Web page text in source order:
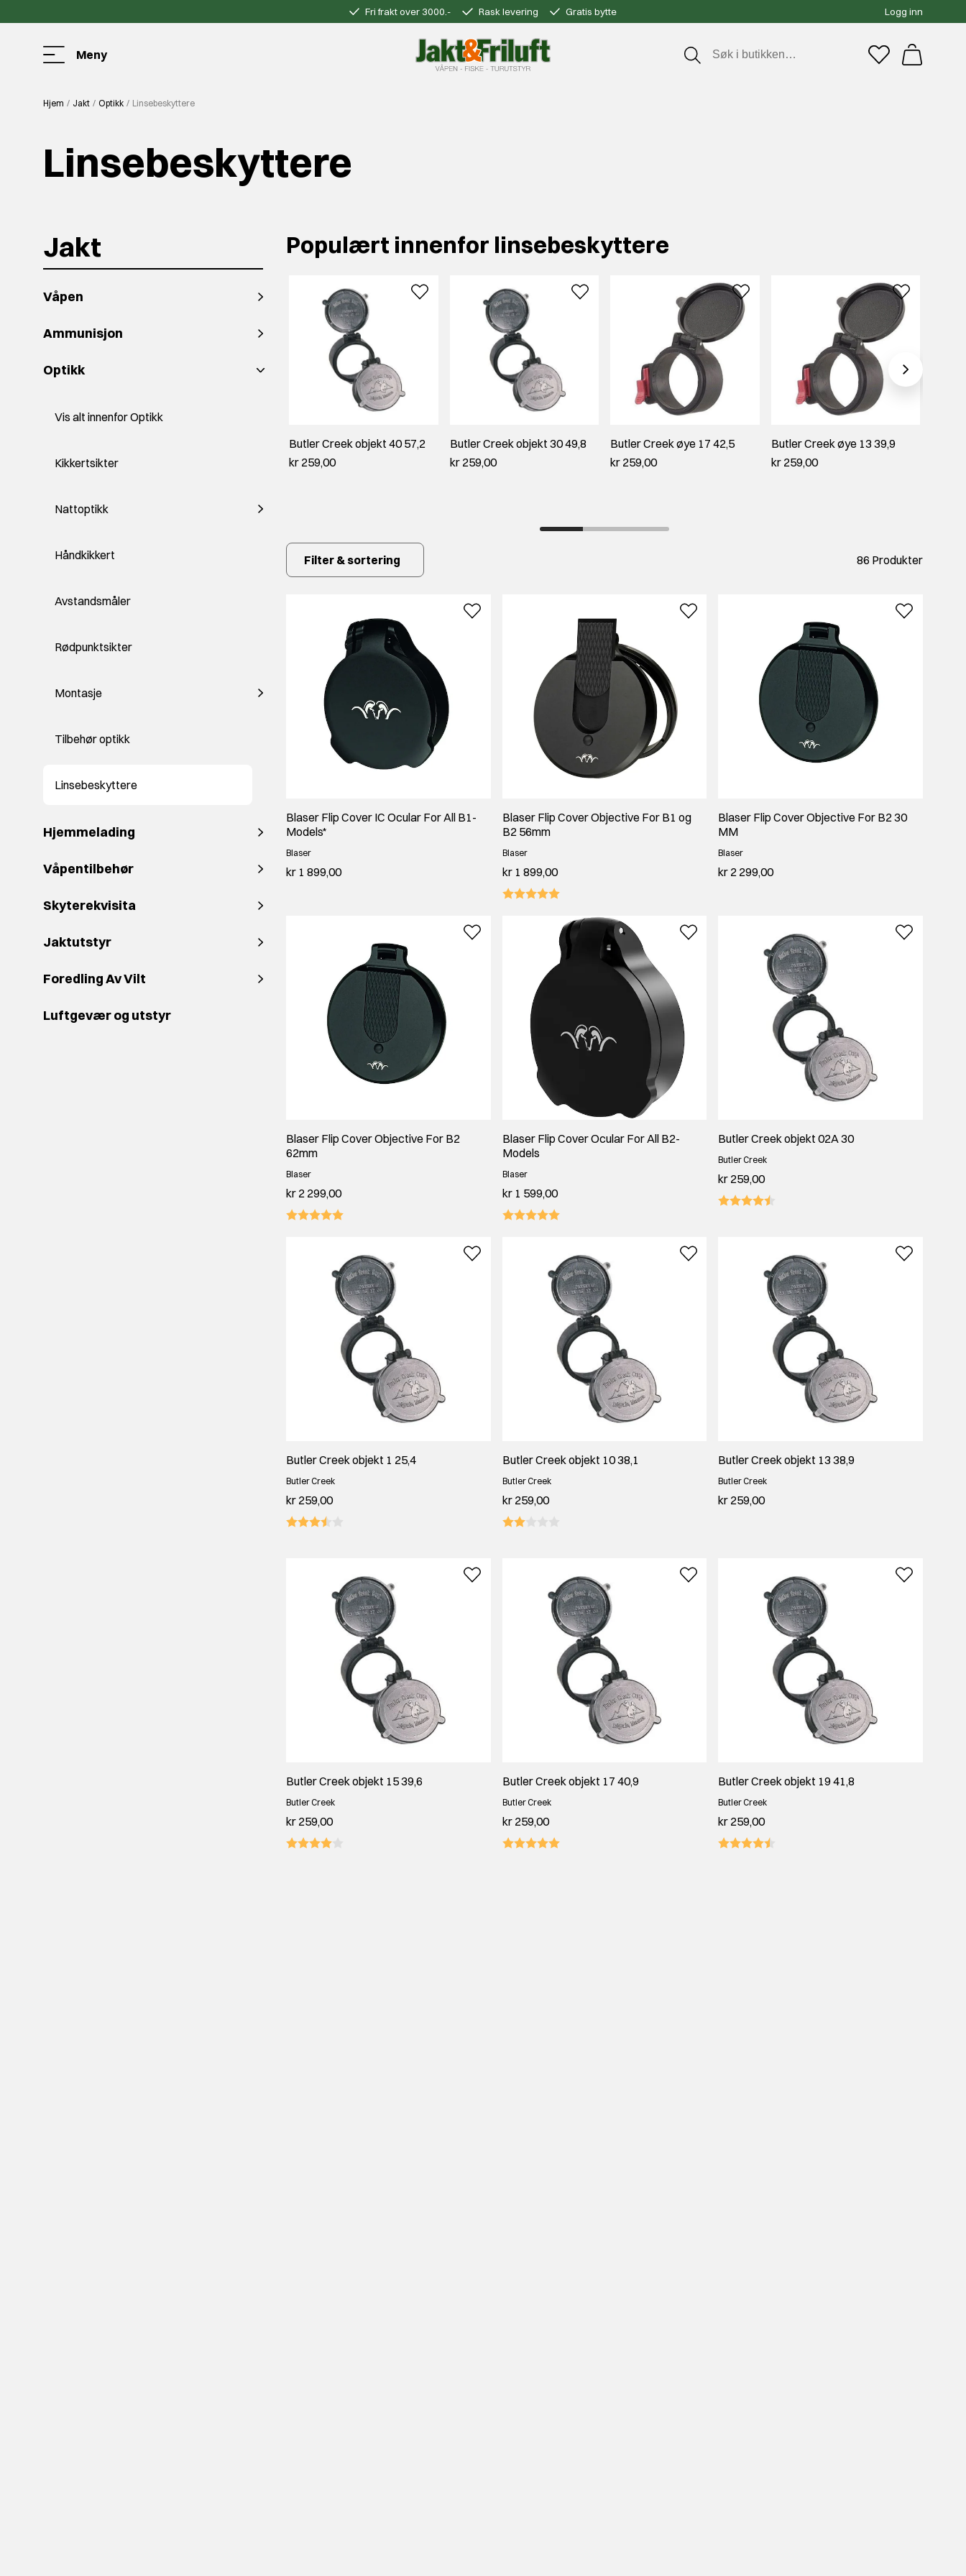
Fri frakt over 3000.- Rask levering Gratis bytte Logg inn
Meny
Hjem Jakt Optikk Linsebeskyttere
Linsebeskyttere
Jakt
Våpen
Ammunisjon
Optikk
Vis alt innenfor Optikk
Kikkertsikter
Nattoptikk
Håndkikkert
Avstandsmåler
Rødpunktsikter
Montasje
Tilbehør optikk
Linsebeskyttere
Hjemmelading
Våpentilbehør
Skyterekvisita
Jaktutstyr
Foredling Av Vilt
Luftgevær og utstyr
Populært innenfor linsebeskyttere
Butler Creek objekt 40 57,2
kr 259,00
Butler Creek objekt 30 49,8
kr 259,00
Butler Creek øye 17 42,5
kr 259,00
Butler Creek øye 13 39,9
kr 259,00
Filter & sortering 86 Produkter
Blaser Flip Cover IC Ocular For All B1-
Models*
Blaser
kr 1 899,00
Blaser Flip Cover Objective For B1 og
B2 56mm
Blaser
kr 1 899,00
Blaser Flip Cover Objective For B2 30
MM
Blaser
kr 2 299,00
Blaser Flip Cover Objective For B2
62mm
Blaser
kr 2 299,00
Blaser Flip Cover Ocular For All B2-
Models
Blaser
kr 1 599,00
Butler Creek objekt 02A 30
Butler Creek
kr 259,00
Butler Creek objekt 1 25,4
Butler Creek
kr 259,00
Butler Creek objekt 10 38,1
Butler Creek
kr 259,00
Butler Creek objekt 13 38,9
Butler Creek
kr 259,00
Butler Creek objekt 15 39,6
Butler Creek
kr 259,00
Butler Creek objekt 17 40,9
Butler Creek
kr 259,00
Butler Creek objekt 19 41,8
Butler Creek
kr 259,00